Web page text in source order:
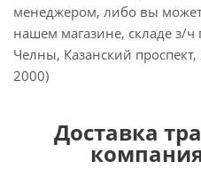
менеджером, либо вы
нашем магазине, складе з/
Челны, Казанский
2000)
Доставка